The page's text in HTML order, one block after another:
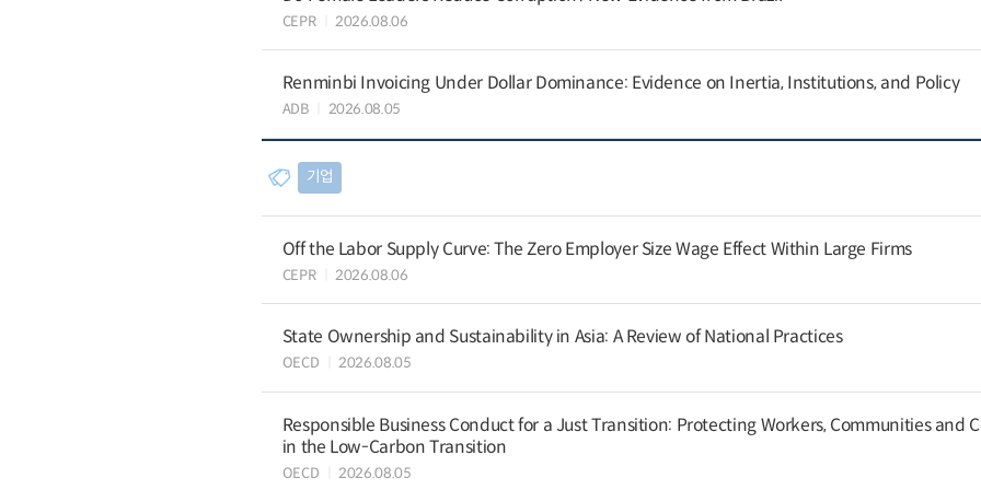
CEPR 2026.08.06
Renminbi Invoicing Under Dollar Dominance: Evidence on Inertia, Institutions, and Policy
ADB 2026.08.05
기업
Off the Labor Supply Curve: The Zero Employer Size Wage Effect Within Large Firms
CEPR 2026.08.06
State Ownership and Sustainability in Asia: A Review of National Practices
OECD 2026.08.05
Responsible Business Conduct for a Just Transition: Protecting Workers, Communities and
in the Low-Carbon Transition
OECD 2026.08.05